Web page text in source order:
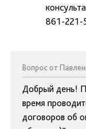
861-221-
Вопрос от
Добрый день!
время
договоров об